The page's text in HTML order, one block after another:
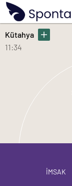
Kütahya
11:34
İMSAK